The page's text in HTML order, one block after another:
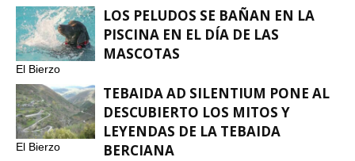
El Bierzo
LOS PELUDOS SE BAÑAN EN LA
PISCINA EN EL DÍA DE LAS
MASCOTAS
El Bierzo
TEBAIDA AD SILENTIUM PONE AL
DESCUBIERTO LOS MITOS Y
LEYENDAS DE LA TEBAIDA
BERCIANA